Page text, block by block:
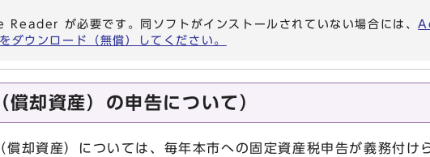
が必要です。同ソフトがインストールされていない場合には、
ウンロード（無償）してください。
却資産）の申告について）
却資産）については、毎年本市への固定資産税申告が義務付け